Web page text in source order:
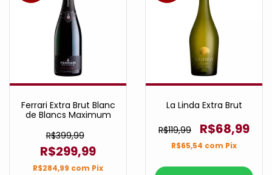
Ferrari Extra Brut Blanc
de Blancs Maximum
R$399,99
R$299,99
R$284,99 com Pix
La Linda Extra Brut
R$119,99 R$68,99
R$65,54 com Pix